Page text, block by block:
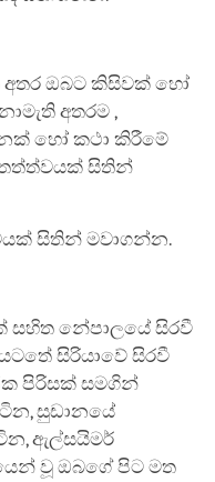
අතර ඔබට කිසිවක් හෝ
අතරම ,
‍හෝ කථා කිරීමේ
සිතින්
සිතින් මවාගන්න.
නේපාලයේ සිරවී
සිරියාවේ සිරවී
පිරිසක් සමගින්
සුඩානයේ
ඇල්සයිමර්
වූ ඔබගේ පිට මත